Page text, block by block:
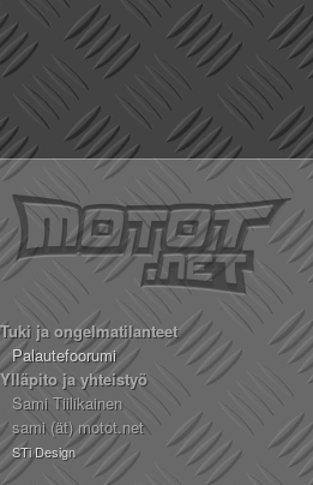
Tuki ja ongelmatilanteet
Palautefoorumi
Ylläpito ja yhteistyö
Sami Tiilikainen
sami (ät) motot.net
STi Design